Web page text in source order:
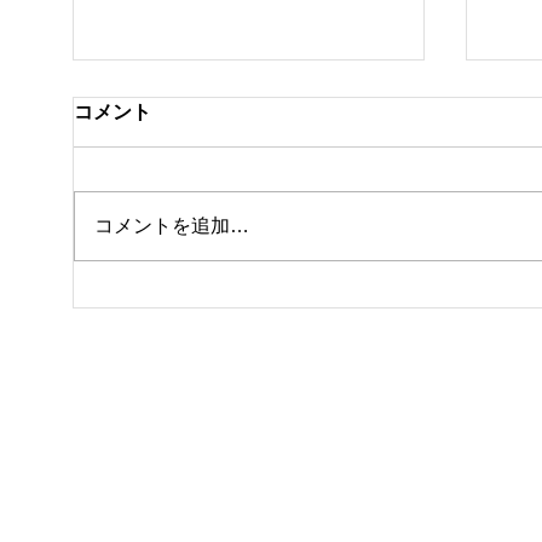
私事ですが…✌️
コメント
コメントを追加…